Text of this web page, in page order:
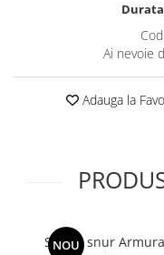
Ai nevoie
Adauga la
NOU
Sac cu snur